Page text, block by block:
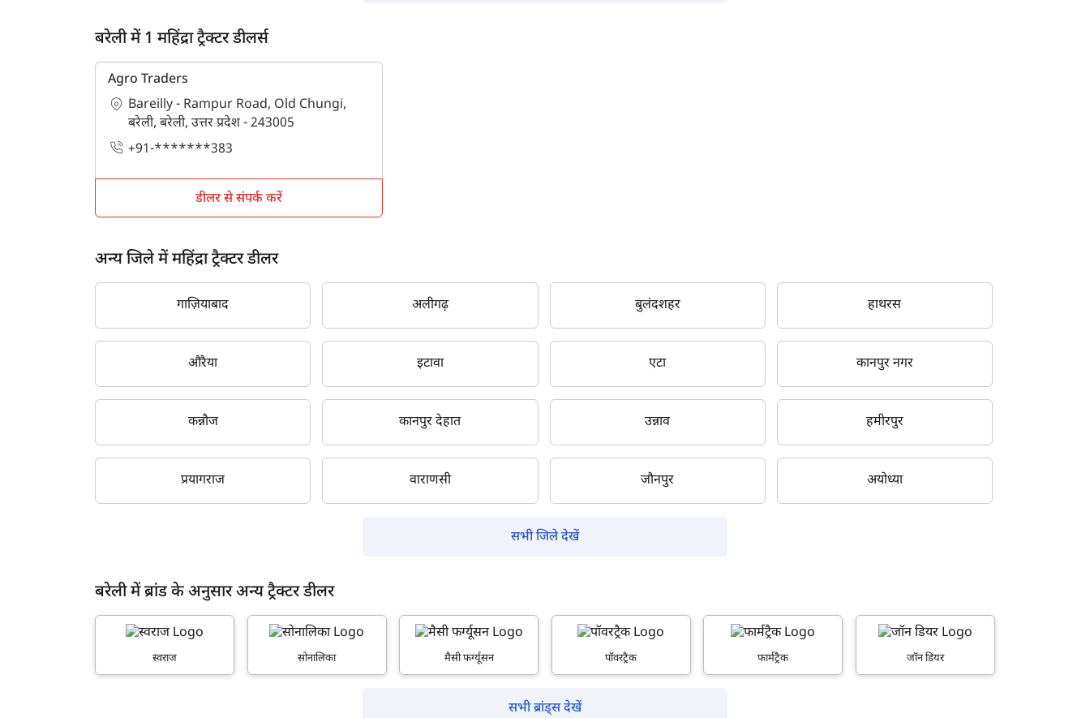
बरेली में 1 महिंद्रा ट्रैक्टर डीलर्स
Agro Traders
Bareilly - Rampur Road, Old Chungi,
बरेली, बरेली, उत्तर प्रदेश - 243005
+91-*******383
डीलर से संपर्क करें
अन्य जिले में महिंद्रा ट्रैक्टर डीलर
गाज़ियाबाद अलीगढ़ बुलंदशहर हाथरस
औरैया इटावा एटा कानपुर नगर
कन्नौज कानपुर देहात उन्नाव हमीरपुर
प्रयागराज वाराणसी जौनपुर अयोध्या
सभी जिले देखें
बरेली में ब्रांड के अनुसार अन्य ट्रैक्टर डीलर
स्वराज सोनालिका मैसी फर्ग्यूसन पॉवरट्रैक फार्मट्रैक जॉन डियर
सभी ब्रांड्स देखें
क्या आप बिना फॉर्म भरे जाना चाहते हैं?
इसे पूरा करने में 30 सेकंड से भी कम समय लगेगा।
आपकी जानकारी हमारे पास सुरक्षित है।